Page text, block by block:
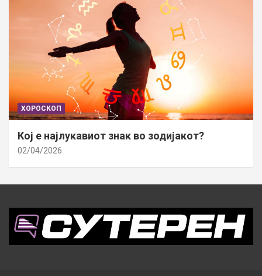
ХОРОСКОП
Кој е најлукавиот знак во зодијакот?
02/04/2026